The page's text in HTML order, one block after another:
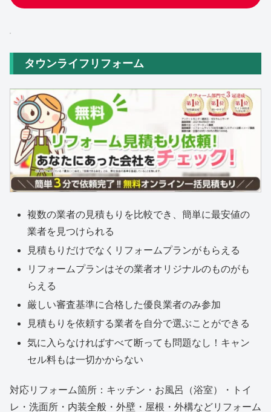
タウンライフリフォーム
複数の業者の見積もりを比較でき、簡単に最安値の
業者を見つけられる
見積もりだけでなくリフォームプランがもらえる
リフォームプランはその業者オリジナルのものがも
らえる
厳しい審査基準に合格した優良業者のみ参加
見積もりを依頼する業者を自分で選ぶことができる
気に入らなければすべて断っても問題なし！キャン
セル料もは一切かからない
対応リフォーム箇所：キッチン・お風呂（浴室）・トイ
レ・洗面所・内装全般・外壁・屋根・外構などリフォーム